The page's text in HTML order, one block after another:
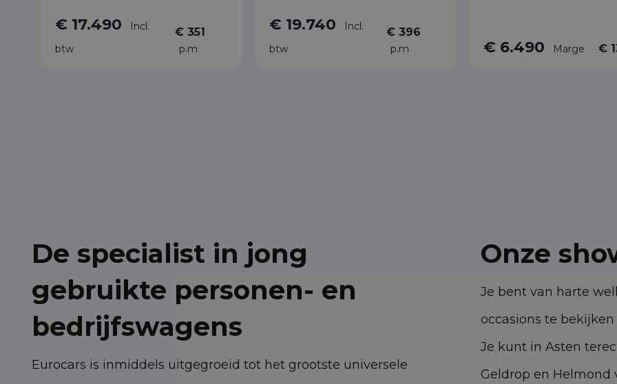
€ 17.490
Incl.
btw
€ 351
p.m
€ 19.740
Incl.
btw
€ 396
p.m € 6.490 Marge €
De specialist in jong
gebruikte personen- en
bedrijfswagens
Eurocars is inmiddels uitgegroeid tot het grootste universele
Onze
Je bent van harte
occasions te
Je kunt in Asten
Geldrop en Helmond